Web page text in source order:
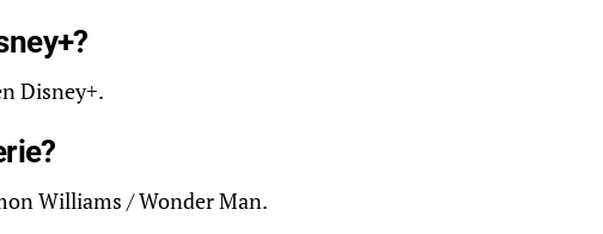
Disney+.
Williams / Wonder Man.